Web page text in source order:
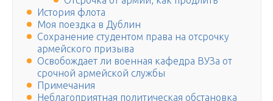
История флота
Моя поездка в Дублин
Сохранение студентом права на отсрочку
армейского призыва
Освобождает ли военная кафедра ВУЗа от
срочной армейской службы
Примечания
Неблагоприятная политическая обстановка